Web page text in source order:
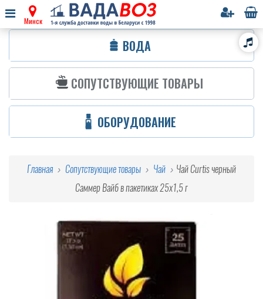
Минск
ВОДА
СОПУТСТВУЮЩИЕ ТОВАРЫ
ОБОРУДОВАНИЕ
Главная Сопутствующие товары Чай
Чай Curtis черный
Саммер Вайб в пакетиках 25х1,5 г